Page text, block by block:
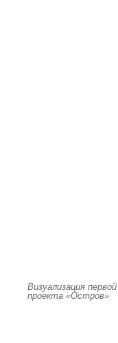
Визуализация
проекта «Остров»